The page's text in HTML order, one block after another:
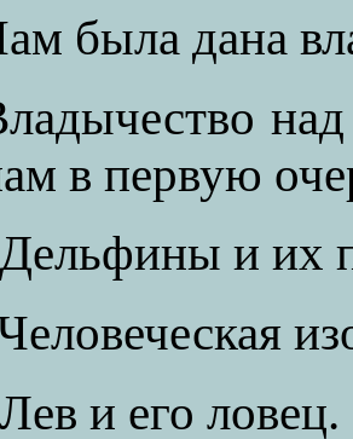
была дана
в первую
и их
и его ловец.